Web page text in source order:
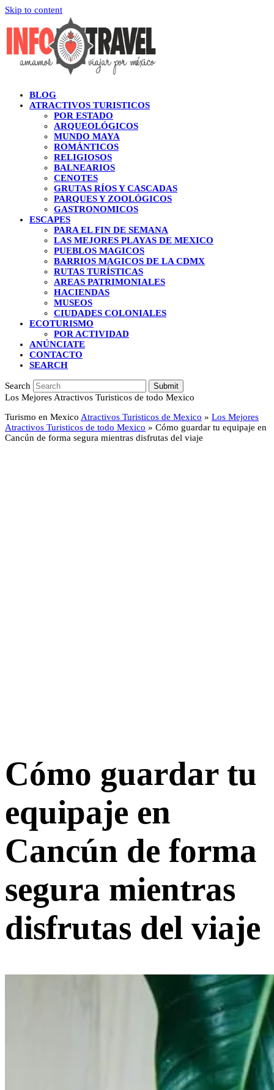
Skip to content
BLOG
ATRACTIVOS TURISTICOS
POR ESTADO
ARQUEOLÓGICOS
MUNDO MAYA
ROMÁNTICOS
RELIGIOSOS
BALNEARIOS
CENOTES
GRUTAS RÍOS Y CASCADAS
PARQUES Y ZOOLÓGICOS
GASTRONOMICOS
ESCAPES
PARA EL FIN DE SEMANA
LAS MEJORES PLAYAS DE MEXICO
PUEBLOS MAGICOS
BARRIOS MAGICOS DE LA CDMX
RUTAS TURÍSTICAS
AREAS PATRIMONIALES
HACIENDAS
MUSEOS
CIUDADES COLONIALES
ECOTURISMO
POR ACTIVIDAD
ANÚNCIATE
CONTACTO
SEARCH
Search Submit
Los Mejores Atractivos Turisticos de todo Mexico
Turismo en Mexico Atractivos Turisticos de Mexico » Los Mejores
Atractivos Turisticos de todo Mexico » Cómo guardar tu equipaje en
Cancún de forma segura mientras disfrutas del viaje
Cómo guardar tu
equipaje en
Cancún de forma
segura mientras
disfrutas del viaje